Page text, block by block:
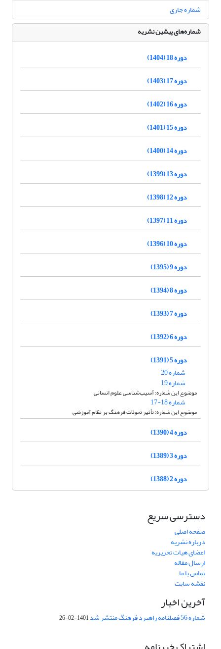
شماره جاری
شماره‌های پیشین نشریه
دوره 18 (1404)
دوره 17 (1403)
دوره 16 (1402)
دوره 15 (1401)
دوره 14 (1400)
دوره 13 (1399)
دوره 12 (1398)
دوره 11 (1397)
دوره 10 (1396)
دوره 9 (1395)
دوره 8 (1394)
دوره 7 (1393)
دوره 6 (1392)
دوره 5 (1391)
شماره 20
شماره 19
موضوع این شماره: آسیب‌شناسی علوم انسانی
شماره 18-17
موضوع این شماره: تأثیر تحولات فرهنگ بر نظام آموزشی
دوره 4 (1390)
دوره 3 (1389)
دوره 2 (1388)
دسترسی سریع
صفحه اصلی
درباره نشریه
اعضای هیات تحریریه
ارسال مقاله
تماس با ما
نقشه سایت
آخرین اخبار
شماره 56 فصلنامه راهبرد فرهنگ منتشر شد 1401-02-26